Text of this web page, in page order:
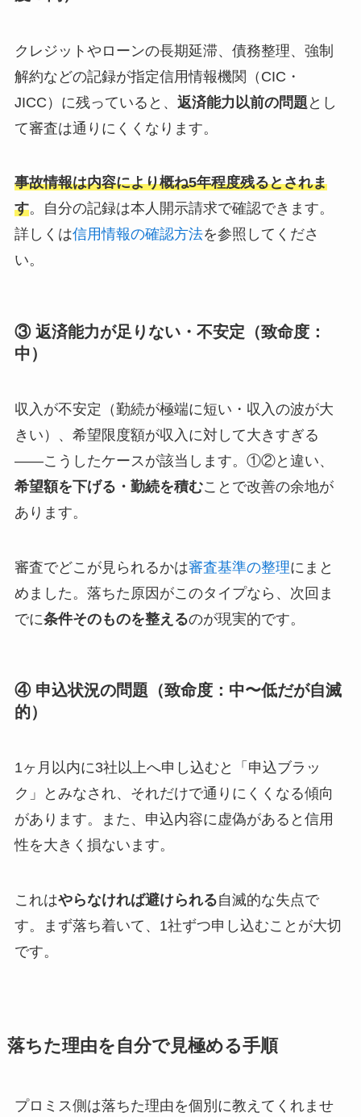
クレジットやローンの長期延滞、債務整理、強制
解約などの記録が指定信用情報機関（CIC・
JICC）に残っていると、 返済能力以前の問題 とし
て審査は通りにくくなります。
事故情報は内容により概ね5年程度残るとされま
す。自分の記録は本人開示請求で確認できます。
詳しくは信用情報の確認方法を参照してくださ
い。
③ 返済能力が足りない・不安定（致命度：
中）
収入が不安定（勤続が極端に短い・収入の波が大
きい）、希望限度額が収入に対して大きすぎる
——こうしたケースが該当します。①②と違い、
希望額を下げる・勤続を積むことで改善の余地が
あります。
審査でどこが見られるかは審査基準の整理にまと
めました。落ちた原因がこのタイプなら、次回ま
でに条件そのものを整えるのが現実的です。
④ 申込状況の問題（致命度：中〜低だが自滅
的）
1ヶ月以内に3社以上へ申し込むと「申込ブラッ
ク」とみなされ、それだけで通りにくくなる傾向
があります。また、申込内容に虚偽があると信用
性を大きく損ないます。
これはやらなければ避けられる自滅的な失点で
す。まず落ち着いて、1社ずつ申し込むことが大切
です。
落ちた理由を自分で見極める手順
プロミス側は落ちた理由を個別に教えてくれませ